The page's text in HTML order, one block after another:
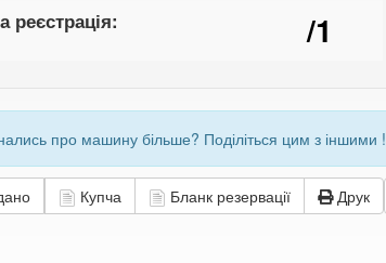
реєстрація: /1
про машину більше? Поділіться цим з іншими !
Купча Бланк резервації Друк